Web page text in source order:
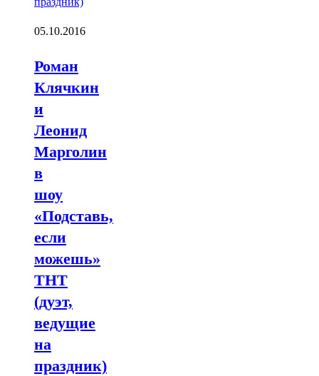
05.10.2016
Роман
Клячкин
и
Леонид
Марголин
в
шоу
«Подставь,
если
можешь»
ТНТ
(дуэт,
ведущие
на
праздник)